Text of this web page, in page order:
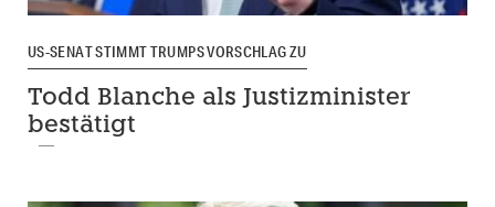
US-SENAT STIMMT TRUMPS VORSCHLAG ZU
Todd Blanche als Justizminister
bestätigt